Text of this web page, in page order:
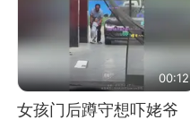
00:12
女孩门后蹲守想吓姥爷